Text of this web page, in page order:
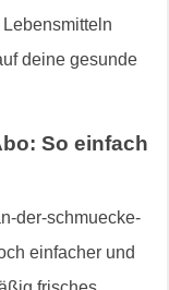
deine gesunde
So einfach
der-schmuecke-
einfacher und